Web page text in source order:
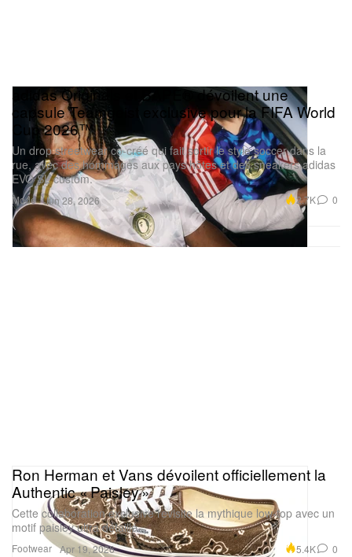
Mode
adidas Originals et BAPE® dévoilent une
capsule Teamgeist exclusive pour la FIFA World
Cup 2026™
Un drop streetwear co-créé qui fait sortir le style soccer dans la
rue, avec des hommages aux pays hôtes et des sneakers adidas
EVO SL custom.
Jun 28, 2026 2.7K 0
Footwear
Ron Herman et Vans dévoilent officiellement la
Authentic « Paisley »
Cette collaboration exclusive revisite la mythique low-top avec un
motif paisley ultra détaillé.
Apr 19, 2026 5.4K 0